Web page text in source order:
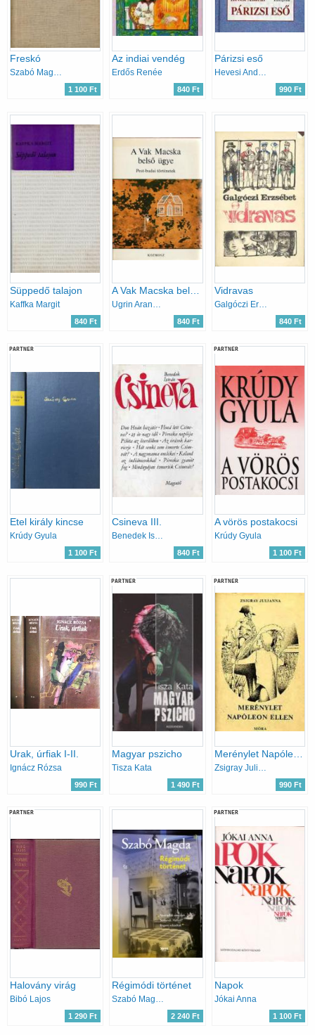
Freskó
Szabó Magda
1 100 Ft
Az indiai vendég
Erdős Renée
840 Ft
Párizsi eső
Hevesi András
990 Ft
Süppedő talajon
Kaffka Margit
840 Ft 840 Ft
Vidravas
Galgóczi Erzsébet
840 Ft
PARTNER
Etel király kincse
Krúdy Gyula
1 100 Ft
Csineva III.
Benedek István
840 Ft
PARTNER
A vörös postakocsi
Krúdy Gyula
1 100 Ft
Urak, úrfiak I-II.
Ignácz Rózsa
990 Ft
PARTNER
Magyar pszicho
Tisza Kata
1 490 Ft
PARTNER
Merénylet Napóleon ellen
990 Ft
PARTNER
Halovány virág
Bibó Lajos
1 290 Ft
Régimódi történet
Szabó Magda
2 240 Ft
PARTNER
Napok
Jókai Anna
1 100 Ft